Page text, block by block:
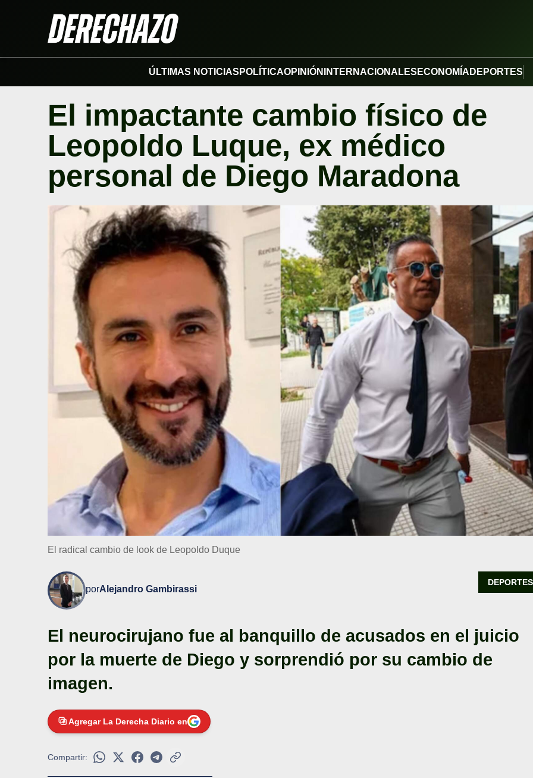
ÚLTIMAS NOTICIAS POLÍTICAOPINIÓN INTERNACIONALES ECONOMÍA DEPORTES
El impactante cambio físico de
Leopoldo Luque, ex médico
personal de Diego Maradona
El radical cambio de look de Leopoldo Duque
porAlejandro Gambirassi
DEPORTES
El neurocirujano fue al banquillo de acusados en el juicio
por la muerte de Diego y sorprendió por su cambio de
imagen.
Agregar La Derecha Diario en
Compartir: